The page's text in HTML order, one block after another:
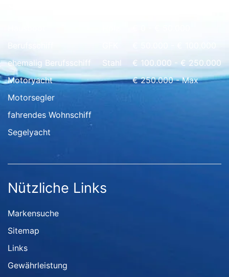
ehemalig Berufsschiff
Motoryacht
Motorsegler
fahrendes Wohnschiff
Segelyacht
Stahl
€ 100.000 - € 250.000
€ 250.000 - Max
Nützliche Links
Markensuche
Sitemap
Links
Gewährleistung